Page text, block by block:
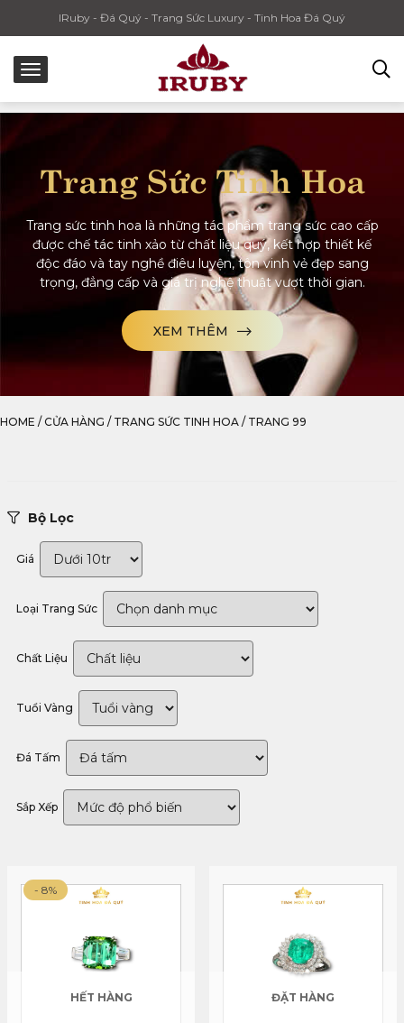
IRuby - Đá Quý - Trang Sức Luxury - Tinh Hoa Đá Quý
Trang Sức Tinh Hoa
Trang sức tinh hoa là những tác phẩm trang sức cao cấp
được chế tác tinh xảo từ chất liệu quý, kết hợp thiết kế
độc đáo và tay nghề điêu luyện, tôn vinh vẻ đẹp sang
trọng, đẳng cấp và giá trị nghệ thuật vượt thời gian.
XEM THÊM
HOME / CỬA HÀNG / TRANG SỨC TINH HOA / TRANG 99
Bộ Lọc
Giá
Loại Trang Sức
Chất Liệu
Tuổi Vàng
Đá Tấm
Sắp Xếp
- 8%
HẾT HÀNG ĐẶT HÀNG